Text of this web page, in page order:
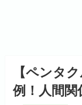
【ペンタ
例！人間関